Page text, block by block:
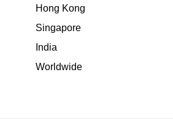
Hong Kong
Singapore
India
Worldwide